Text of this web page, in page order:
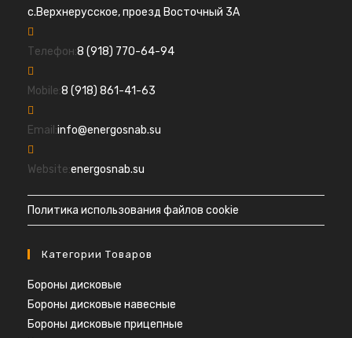
с.Верхнерусское, проезд Восточный 3А
Телефон:8 (918) 770-64-94Откроется
Mobile:8 (918) 861-41-63
вашем
Email:info@energosnab.su
Website:energosnab.su
Политика использования файлов cookie
Категории Товаров
Бороны дисковые
Бороны дисковые навесные
Бороны дисковые прицепные